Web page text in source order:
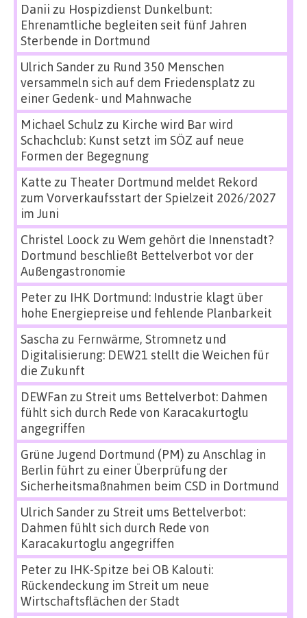
Danii zu Hospizdienst Dunkelbunt:
Ehrenamtliche begleiten seit fünf Jahren
Sterbende in Dortmund
Ulrich Sanderzu Rund 350 Menschen
versammeln sich auf dem Friedensplatz zu
einer Gedenk- und Mahnwache
Michael Schulz zu Kirche wird Bar wird
Schachclub: Kunst setzt im SÖZ auf neue
Formen der Begegnung
Katte zu Theater Dortmund meldet Rekord
zum Vorverkaufsstart der Spielzeit 2026/2027
im Juni
Christel Loock zu Wem gehört die Innenstadt?
Dortmund beschließt Bettelverbot vor der
Außengastronomie
Peterzu IHK Dortmund: Industrie klagt über
hohe Energiepreise und fehlende Planbarkeit
Sascha zu Fernwärme, Stromnetz und
Digitalisierung: DEW21 stellt die Weichen für
die Zukunft
DEWFan zu Streit ums Bettelverbot: Dahmen
fühlt sich durch Rede von Karacakurtoglu
angegriffen
Grüne Jugend Dortmund (PM) zu Anschlag in
Berlin führt zu einer Überprüfung der
Sicherheitsmaßnahmen beim CSD in Dortmund
Ulrich Sanderzu Streit ums Bettelverbot:
Dahmen fühlt sich durch Rede von
Karacakurtoglu angegriffen
Peterzu IHK-Spitze bei OB Kalouti:
Rückendeckung im Streit um neue
Wirtschaftsflächen der Stadt